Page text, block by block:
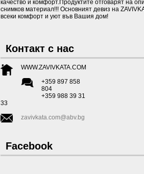
качество и комфорт.Продуктите отговарят на
снимков материал!!! Основният девиз на
всеки комфорт и уют във Вашия дом!
Контакт с нас
WWW.ZAVIVKATA.COM
+359 897 858
804
+359 988 39 31
33
zavivkata.com@abv.bg
Facebook